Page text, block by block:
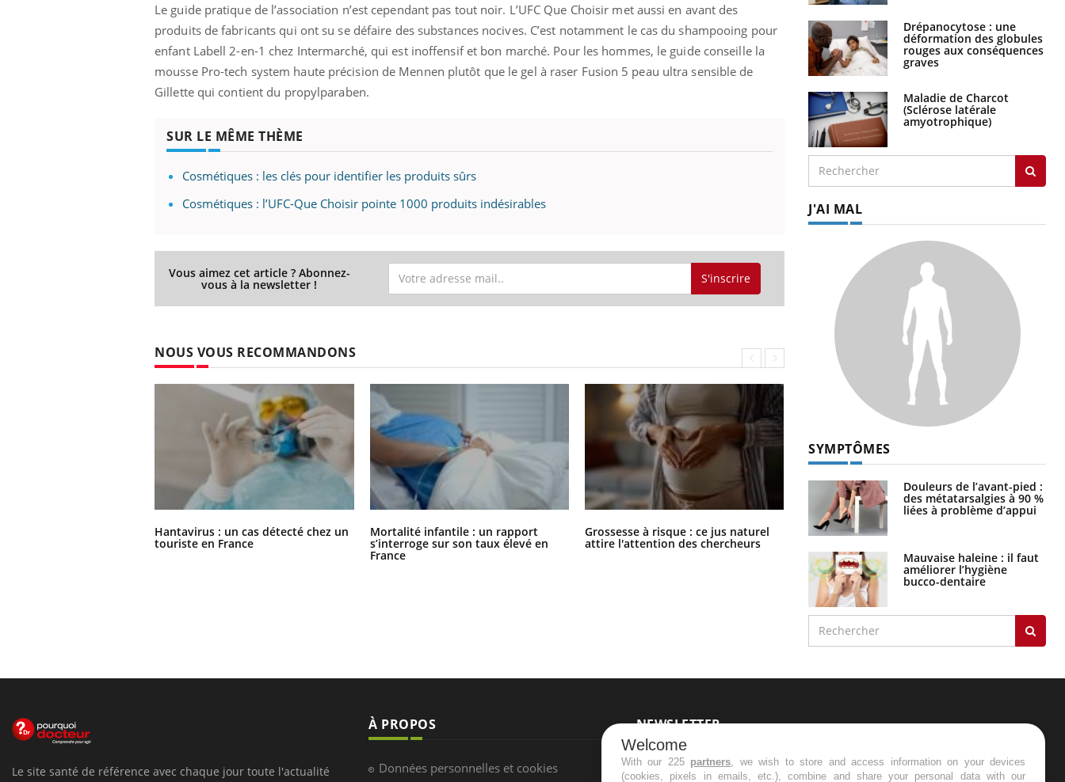
Le guide pratique de l’association n’est cependant pas tout noir. L’UFC Que Choisir met aussi en avant des
produits de fabricants qui ont su se défaire des substances nocives. C’est notamment le cas du shampooing pour
enfant Labell 2-en-1 chez Intermarché, qui est inoffensif et bon marché. Pour les hommes, le guide conseille la
mousse Pro-tech system haute précision de Mennen plutôt que le gel à raser Fusion 5 peau ultra sensible de
Gillette qui contient du propylparaben.
SUR LE MÊME THÈME
Cosmétiques : les clés pour identifier les produits sûrs
Cosmétiques : l’UFC-Que Choisir pointe 1000 produits indésirables
Vous aimez cet article ? Abonnez-
vous à la newsletter ! S'inscrire
NOUS VOUS RECOMMANDONS
Hantavirus : un cas détecté chez un
touriste en France
Mortalité infantile : un rapport
s’interroge sur son taux élevé en
France
Grossesse à risque : ce jus naturel
attire l'attention des chercheurs
Comment oublier les écrans en
vacances ?
Drépanocytose : une
déformation des globules
rouges aux conséquences
graves
Maladie de Charcot
(Sclérose latérale
amyotrophique)
J'AI MAL
SYMPTÔMES
Douleurs de l’avant-pied :
des métatarsalgies à 90 %
liées à problème d’appui
Mauvaise haleine : il faut
améliorer l’hygiène
bucco-dentaire
Le site santé de référence avec chaque jour toute l'actualité
À PROPOS
Données personnelles et cookies
NEWSLETTER
Recevez toutes les semaines les meilleures
infos santé
Welcome
With our 225 partners, we wish to store and access information on your devices
(cookies, pixels in emails, etc.), combine and share your personal data with our